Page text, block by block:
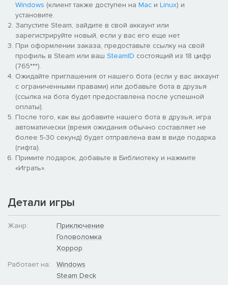
Windows (клиент также доступен на Mac и Linux) и
установите.
Запустите Steam, зайдите в свой аккаунт или
зарегистрируйте новый, если у вас его еще нет.
При оформлении заказа, предоставьте ссылку на свой
профиль в Steam или ваш SteamID состоящий из 18 цифр
(765***).
Ожидайте приглашения от нашего бота (если у вас аккаунт
с ограниченными правами) или добавьте бота в друзья
(ссылка на бота будет предоставлена после успешной
оплаты).
После того, как вы добавите нашего бота в друзья, игра
автоматически (время ожидания обычно составляет не
более 5-30 секунд) будет отправлена вам в виде подарка
(гифта).
Примите подарок, добавьте в Библиотеку и нажмите
«Играть».
Детали игры
Жанр:
Приключение
Головоломка
Хоррор
Работает на:
Windows
Steam Deck